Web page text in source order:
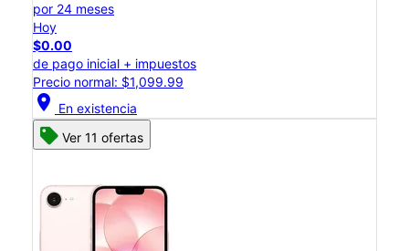
por 24 meses
Hoy
$0.00
de pago inicial + impuestos
Precio normal: $1,099.99
location_on En existencia
Ver 11 ofertas